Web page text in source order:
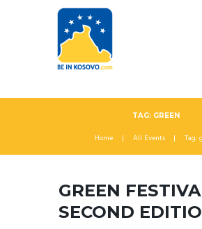
TAG: GREEN
Home All Events Tag:
GREEN
SECOND